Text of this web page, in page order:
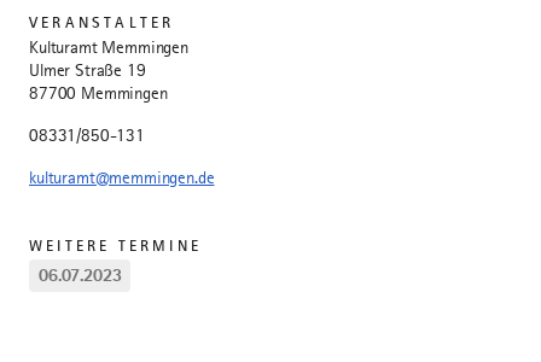
VERANSTALTER
Kulturamt Memmingen
Ulmer Straße 19
87700 Memmingen
08331/850-131
kulturamt@memmingen.de
WEITERE TERMINE
06.07.2023